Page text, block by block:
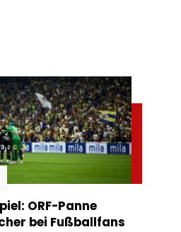
ORF-Panne
bei Fußballfans